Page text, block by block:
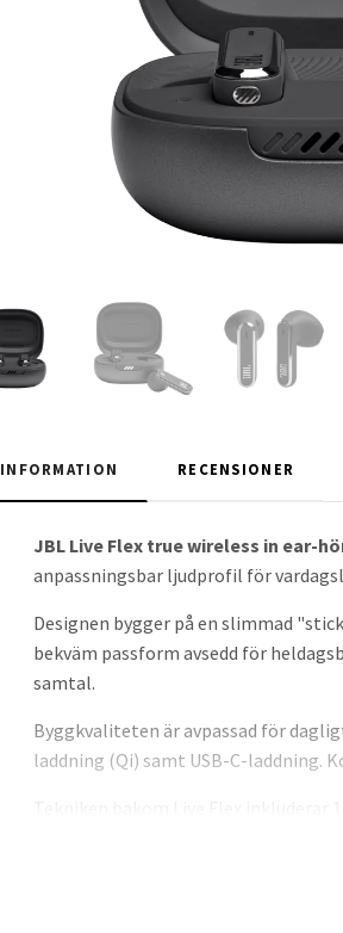
INFORMATION RECENSIONER
JBL Live Flex true wireless in ear-
anpassningsbar ljudprofil för
Designen bygger på en slimmad
bekväm passform avsedd för
samtal.
Byggkvaliteten är avpassad för
laddning (Qi) samt USB-C-laddning.
Headphones-appen. Hörlurarna